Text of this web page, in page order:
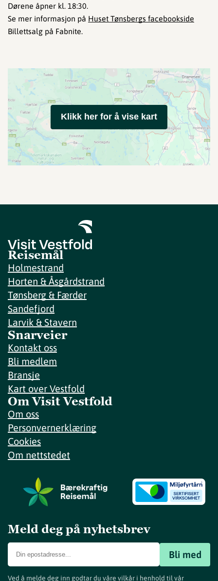
Dørene åpner kl. 18:30.
Se mer informasjon på Huset Tønsbergs facebookside
Billettsalg på Fabnite.
Klikk her for å vise kart
Reisemål
Holmestrand
Horten & Åsgårdstrand
Tønsberg & Færder
Sandefjord
Larvik & Stavern
Snarveier
Kontakt oss
Bli medlem
Bransje
Kart over Vestfold
Om Visit Vestfold
Om oss
Personvernerklæring
Cookies
Om nettstedet
Meld deg på nyhetsbrev
Bli med
Ved å melde deg inn godtar du våre vilkår i henhold til vår